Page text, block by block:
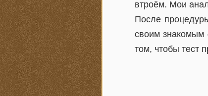
втроём. Мои
После
своим знакомым
том, чтобы тест